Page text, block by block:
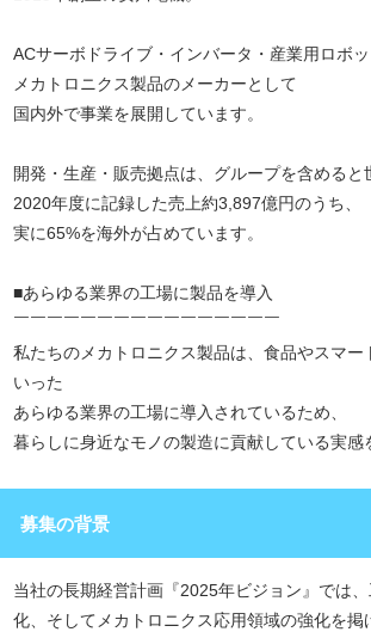
ACサーボドライブ・インバータ・産業用ロボッ
メカトロニクス製品のメーカーとして
国内外で事業を展開しています。
開発・生産・販売拠点は、グループを含めると
2020年度に記録した売上約3,897億円のうち、
実に65%を海外が占めています。
■あらゆる業界の工場に製品を導入
￣￣￣￣￣￣￣￣￣￣￣￣￣￣￣￣
私たちのメカトロニクス製品は、食品やスマー
いった
あらゆる業界の工場に導入されているため、
暮らしに身近なモノの製造に貢献している実感
募集の背景
当社の長期経営計画『2025年ビジョン』では
化、そしてメカトロニクス応用領域の強化を掲